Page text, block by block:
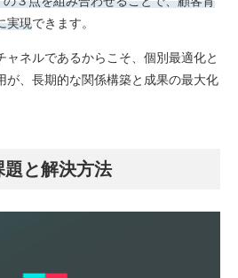
実現できます。
ャネルであるからこそ、個別最適化と
が、長期的な関係構築と成果の最大化
と解決方法